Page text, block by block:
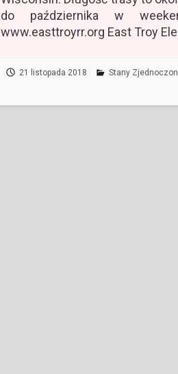
do października w
www.easttroyrr.org East Troy
21 listopada 2018 Stany